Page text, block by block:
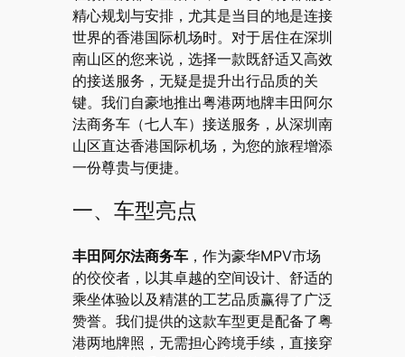
精心规划与安排，尤其是当目的地是连接
世界的香港国际机场时。对于居住在深圳
南山区的您来说，选择一款既舒适又高效
的接送服务，无疑是提升出行品质的关
键。我们自豪地推出粤港两地牌丰田阿尔
法商务车（七人车）接送服务，从深圳南
山区直达香港国际机场，为您的旅程增添
一份尊贵与便捷。
一、车型亮点
丰田阿尔法商务车，作为豪华MPV市场
的佼佼者，以其卓越的空间设计、舒适的
乘坐体验以及精湛的工艺品质赢得了广泛
赞誉。我们提供的这款车型更是配备了粤
港两地牌照，无需担心跨境手续，直接穿